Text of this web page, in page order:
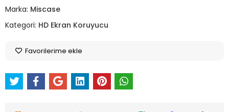
Marka: Miscase
Kategori: HD Ekran Koruyucu
Favorilerime ekle